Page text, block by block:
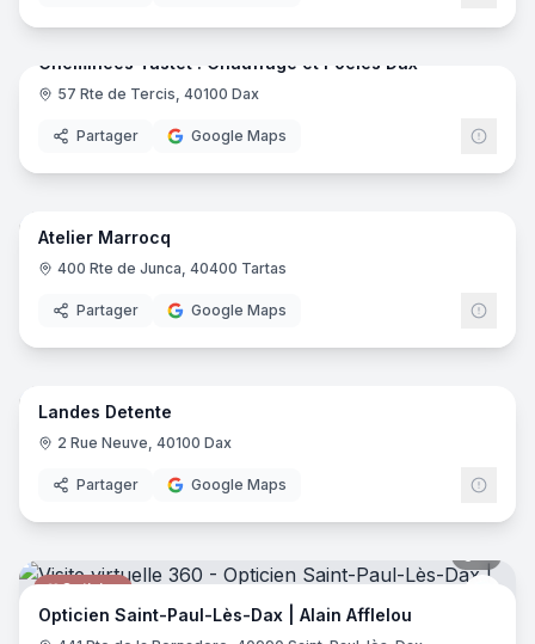
Cheministe
Cheminées Tastet : Chauffage et Poêles Dax
57 Rte de Tercis, 40100 Dax
Partager Google Maps
Menuisier
10
Atelier Marrocq
400 Rte de Junca, 40400 Tartas
Partager Google Maps
Institut de beauté
6
Landes Detente
2 Rue Neuve, 40100 Dax
Partager Google Maps
Opticien
Opticien Saint-Paul-Lès-Dax | Alain Afflelou